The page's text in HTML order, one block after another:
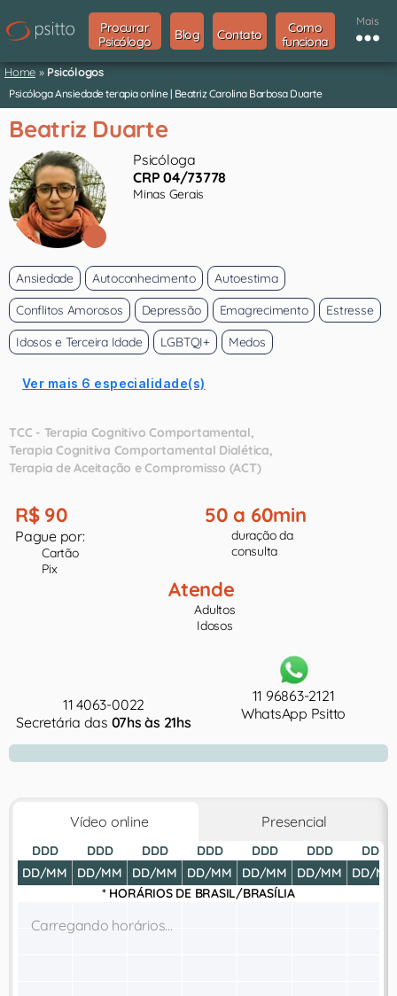
Procurar
Psicólogo
Blog Contato
Como
funciona
Mais
Home » Psicólogos
Psicóloga Ansiedade terapia online | Beatriz Carolina Barbosa Duarte
Beatriz Duarte
Psicóloga
CRP 04/73778
Minas Gerais
Ansiedade Autoconhecimento
Autoestima
Conflitos Amorosos
Depressão Emagrecimento
Estresse
Idosos e Terceira Idade
LGBTQI+ Medos
Ver mais 6 especialidade(s)
TCC - Terapia Cognitivo Comportamental
Terapia Cognitiva Comportamental Dialética
Terapia de Aceitação e Compromisso (ACT)
R$ 90
Pague por:
Cartão
Pix
50 a 60min
duração da
consulta
Atende
Adultos
Idosos
11 4063-0022
Secretária das 07hs às 21hs
11 96863-2121
WhatsApp Psitto
Vídeo online Presencial
DDD
DD/MM
DDD
DD/MM
DDD
DD/MM
DDD
DD/MM
DDD
DD/MM
DDD
DD/MM
DDD
DD/MM
* HORÁRIOS DE BRASIL/BRASÍLIA
Carregando horários...